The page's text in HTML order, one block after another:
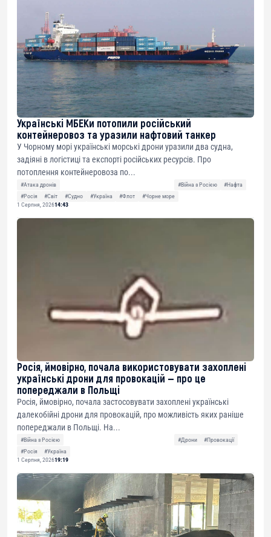
Українські МБЕКи потопили російський
контейнеровоз та уразили нафтовий танкер
У Чорному морі українські морські дрони уразили два судна,
задіяні в логістиці та експорті російських ресурсів. Про
потоплення контейнеровоза по...
#Атака дронів #Війна з Росією
#Нафта
#Росія
#Світ #Судно #Україна #Флот
#Чорне море
1 Серпня, 202614:43
Росія, ймовірно, почала використовувати захоплені
українські дрони для провокацій — про це
попереджали в Польщі
Росія, ймовірно, почала застосовувати захоплені українські
далекобійні дрони для провокацій, про можливість яких раніше
попереджали в Польщі. На...
#Війна з Росією #Дрони
#Провокації
#Росія
#Україна
1 Серпня, 202619:19